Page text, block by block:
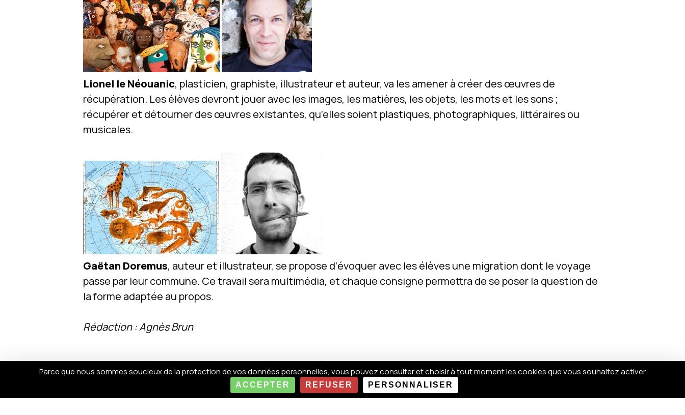
Lionel le Néouanic, plasticien, graphiste, illustrateur et auteur, va les amener à créer des œuvres de
récupération. Les élèves devront jouer avec les images, les matières, les objets, les mots et les sons ;
récupérer et détourner des œuvres existantes, qu’elles soient plastiques, photographiques, littéraires ou
musicales.
Gaëtan Doremus, auteur et illustrateur, se propose d’évoquer avec les élèves une migration dont le voyage
passe par leur commune. Ce travail sera multimédia, et chaque consigne permettra de se poser la question de
la forme adaptée au propos.
Rédaction : Agnès Brun
Parce que nous sommes soucieux de la protection de vos données personnelles, vous pouvez consulter et choisir à tout moment les cookies que vous souhaitez activer
ACCEPTER REFUSER PERSONNALISER